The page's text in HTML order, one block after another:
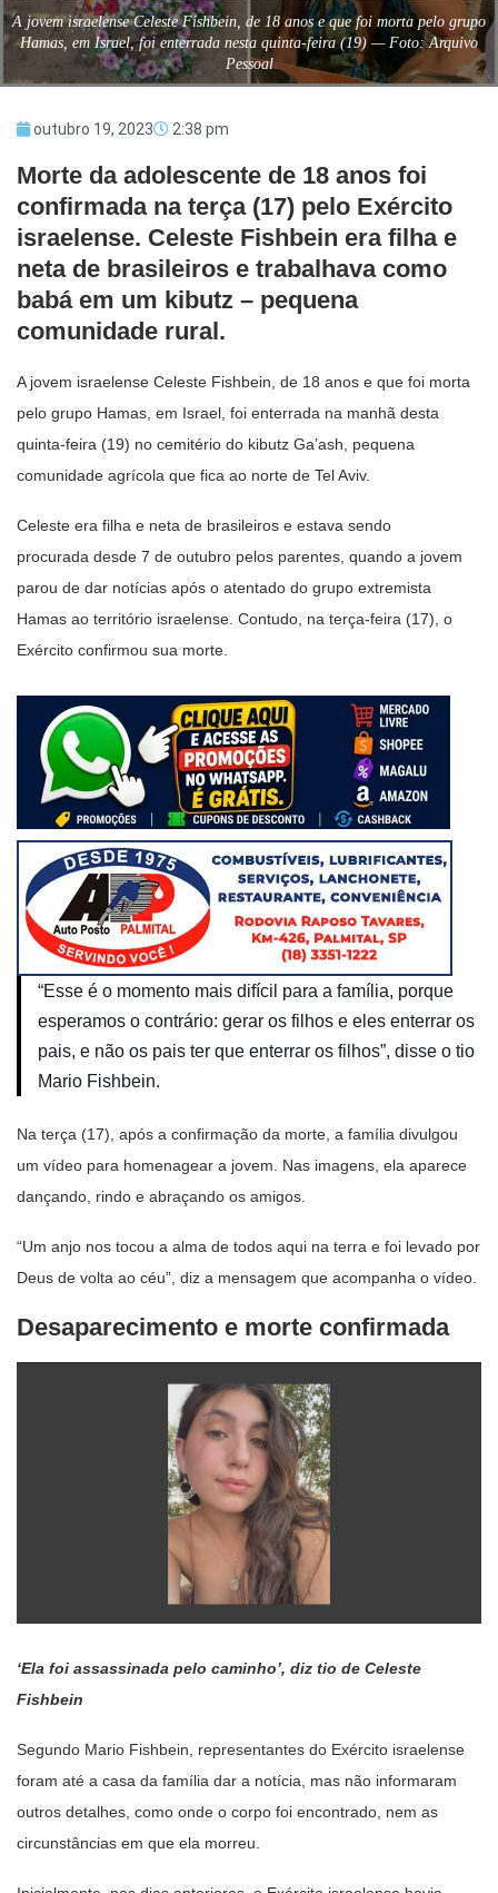
A jovem israelense Celeste Fishbein, de 18 anos e que foi morta pelo grupo
Hamas, em Israel, foi enterrada nesta quinta-feira (19) — Foto: Arquivo
Pessoal
outubro 19, 2023 2:38 pm
Morte da adolescente de 18 anos foi
confirmada na terça (17) pelo Exército
israelense. Celeste Fishbein era filha e
neta de brasileiros e trabalhava como
babá em um kibutz – pequena
comunidade rural.
A jovem israelense Celeste Fishbein, de 18 anos e que foi morta
pelo grupo Hamas, em Israel, foi enterrada na manhã desta
quinta-feira (19) no cemitério do kibutz Ga’ash, pequena
comunidade agrícola que fica ao norte de Tel Aviv.
Celeste era filha e neta de brasileiros e estava sendo
procurada desde 7 de outubro pelos parentes, quando a jovem
parou de dar notícias após o atentado do grupo extremista
Hamas ao território israelense. Contudo, na terça-feira (17), o
Exército confirmou sua morte.
“Esse é o momento mais difícil para a família, porque
esperamos o contrário: gerar os filhos e eles enterrar os
pais, e não os pais ter que enterrar os filhos”, disse o tio
Mario Fishbein.
Na terça (17), após a confirmação da morte, a família divulgou
um vídeo para homenagear a jovem. Nas imagens, ela aparece
dançando, rindo e abraçando os amigos.
“Um anjo nos tocou a alma de todos aqui na terra e foi levado por
Deus de volta ao céu”, diz a mensagem que acompanha o vídeo.
Desaparecimento e morte confirmada
‘Ela foi assassinada pelo caminho’, diz tio de Celeste
Fishbein
Segundo Mario Fishbein, representantes do Exército israelense
foram até a casa da família dar a notícia, mas não informaram
outros detalhes, como onde o corpo foi encontrado, nem as
circunstâncias em que ela morreu.